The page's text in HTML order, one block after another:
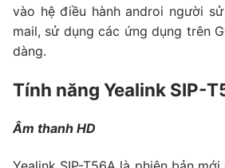
vào hệ điều hành androi người
mail, sử dụng các ứng dụng trên
dàng.
Tính năng Yealink SIP-
Âm thanh HD